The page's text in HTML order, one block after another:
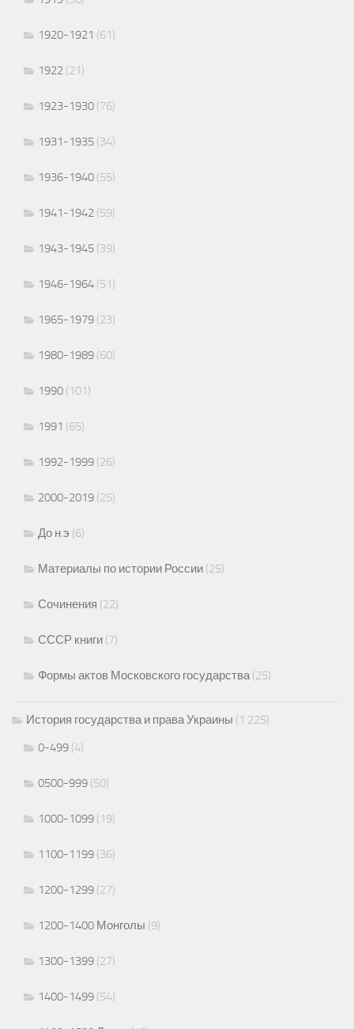
1920-1921 (61)
1922 (21)
1923-1930 (76)
1931-1935 (34)
1936-1940 (55)
1941-1942 (59)
1943-1945 (39)
1946-1964 (51)
1965-1979 (23)
1980-1989 (60)
1990 (101)
1991 (65)
1992-1999 (26)
2000-2019 (25)
До н.э (6)
Материалы по истории России (25)
Сочинения (22)
СССР книги (7)
Формы актов Московского государства(25)
История государства и права Украины (1 225)
0-499 (4)
0500-999 (50)
1000-1099 (19)
1100-1199 (36)
1200-1299 (27)
1200-1400 Монголы (9)
1300-1399 (27)
1400-1499 (54)